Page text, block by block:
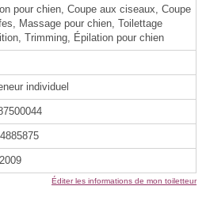
pour chien, Coupe aux ciseaux, Coupe
Massage pour chien, Toilettage
Trimming, Épilation pour chien
individuel
Éditer les informations de mon toiletteur